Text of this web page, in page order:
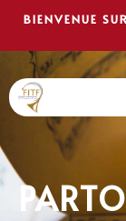
BIENVENUE